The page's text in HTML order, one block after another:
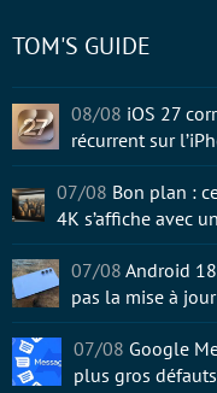
TOM'S GUIDE
08/08 iOS 27
récurrent sur
07/08 Bon plan :
4K s’affiche avec
07/08 Android
pas la mise à
07/08 Google
plus gros défauts